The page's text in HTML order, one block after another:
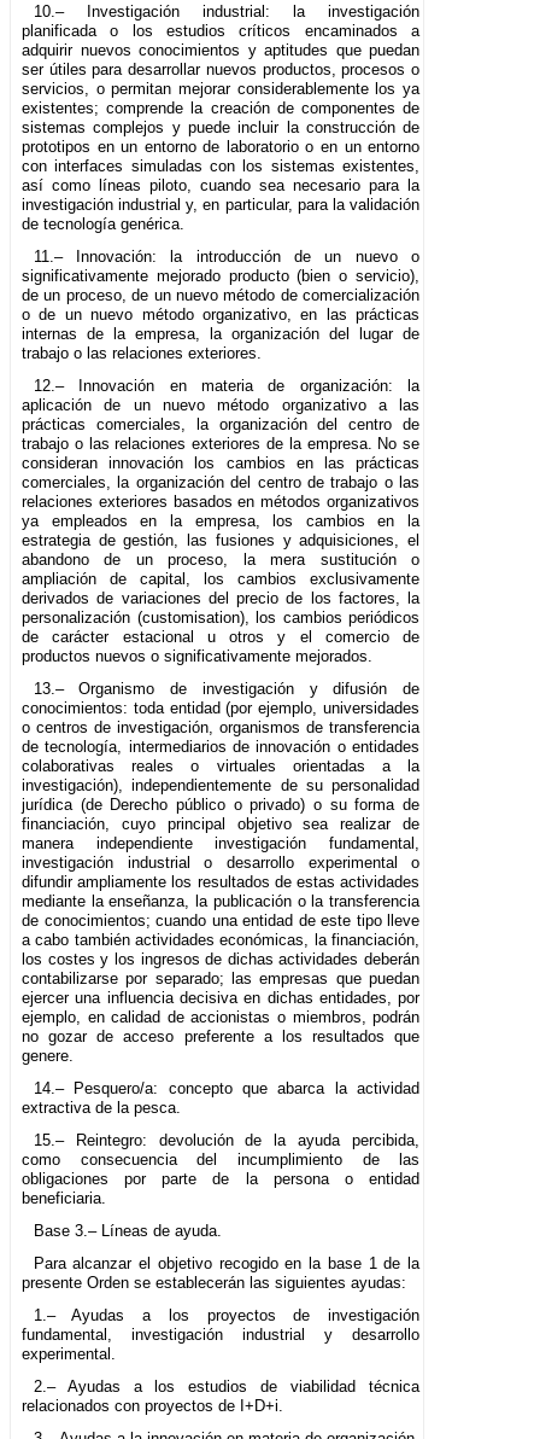
10.– Investigación industrial: la investigación
planificada o los estudios críticos encaminados a
adquirir nuevos conocimientos y aptitudes que puedan
ser útiles para desarrollar nuevos productos, procesos o
servicios, o permitan mejorar considerablemente los ya
existentes; comprende la creación de componentes de
sistemas complejos y puede incluir la construcción de
prototipos en un entorno de laboratorio o en un entorno
con interfaces simuladas con los sistemas existentes,
así como líneas piloto, cuando sea necesario para la
investigación industrial y, en particular, para la validación
de tecnología genérica.
11.– Innovación: la introducción de un nuevo o
significativamente mejorado producto (bien o servicio),
de un proceso, de un nuevo método de comercialización
o de un nuevo método organizativo, en las prácticas
internas de la empresa, la organización del lugar de
trabajo o las relaciones exteriores.
12.– Innovación en materia de organización: la
aplicación de un nuevo método organizativo a las
prácticas comerciales, la organización del centro de
trabajo o las relaciones exteriores de la empresa. No se
consideran innovación los cambios en las prácticas
comerciales, la organización del centro de trabajo o las
relaciones exteriores basados en métodos organizativos
ya empleados en la empresa, los cambios en la
estrategia de gestión, las fusiones y adquisiciones, el
abandono de un proceso, la mera sustitución o
ampliación de capital, los cambios exclusivamente
derivados de variaciones del precio de los factores, la
personalización (customisation), los cambios periódicos
de carácter estacional u otros y el comercio de
productos nuevos o significativamente mejorados.
13.– Organismo de investigación y difusión de
conocimientos: toda entidad (por ejemplo, universidades
o centros de investigación, organismos de transferencia
de tecnología, intermediarios de innovación o entidades
colaborativas reales o virtuales orientadas a la
investigación), independientemente de su personalidad
jurídica (de Derecho público o privado) o su forma de
financiación, cuyo principal objetivo sea realizar de
manera independiente investigación fundamental,
investigación industrial o desarrollo experimental o
difundir ampliamente los resultados de estas actividades
mediante la enseñanza, la publicación o la transferencia
de conocimientos; cuando una entidad de este tipo lleve
a cabo también actividades económicas, la financiación,
los costes y los ingresos de dichas actividades deberán
contabilizarse por separado; las empresas que puedan
ejercer una influencia decisiva en dichas entidades, por
ejemplo, en calidad de accionistas o miembros, podrán
no gozar de acceso preferente a los resultados que
genere.
14.– Pesquero/a: concepto que abarca la actividad
extractiva de la pesca.
15.– Reintegro: devolución de la ayuda percibida,
como consecuencia del incumplimiento de las
obligaciones por parte de la persona o entidad
beneficiaria.
Base 3.– Líneas de ayuda.
Para alcanzar el objetivo recogido en la base 1 de la
presente Orden se establecerán las siguientes ayudas:
1.– Ayudas a los proyectos de investigación
fundamental, investigación industrial y desarrollo
experimental.
2.– Ayudas a los estudios de viabilidad técnica
relacionados con proyectos de I+D+i.